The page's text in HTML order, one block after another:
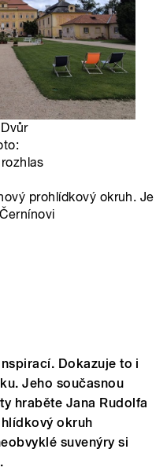
prohlídkový okruh. Je
Dokazuje to i
Jeho současnou
hraběte Jana Rudolfa
okruh
suvenýry si